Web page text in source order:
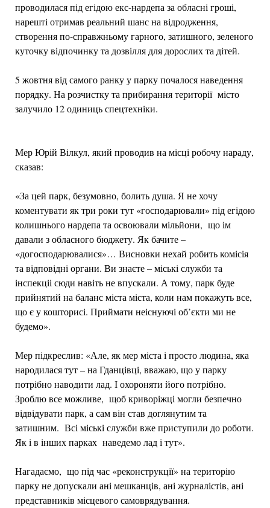
проводилася під егідою екс-нардепа за обласні гроші,
нарешті отримав реальний шанс на відродження,
створення по-справжньому гарного, затишного, зеленого
куточку відпочинку та дозвілля для дорослих та дітей.
5 жовтня від самого ранку у парку почалося наведення
порядку. На розчистку та прибирання території місто
залучило 12 одиниць спецтехніки.
Мер Юрій Вілкул, який проводив на місці робочу нараду,
сказав:
«За цей парк, безумовно, болить душа. Я не хочу
коментувати як три роки тут «господарювали» під егідою
колишнього нардепа та освоювали мільйони, що ім
давали з обласного бюджету. Як бачите –
«догосподарювалися»… Висновки нехай робить комісія
та відповідні органи. Ви знаєте – міські служби та
інспекціі сюди навіть не впускали. А тому, парк буде
прийнятий на баланс міста міста, коли нам покажуть все,
що є у кошторисі. Приймати неіснуючі об’єкти ми не
будемо».
Мер підкреслив: «Але, як мер міста і просто людина, яка
народилася тут – на Гданцівці, вважаю, що у парку
потрібно наводити лад. І охороняти його потрібно.
Зроблю все можливе, щоб криворіжці могли безпечно
відвідувати парк, а сам він став доглянутим та
затишним. Всі міські служби вже приступили до роботи.
Як і в інших парках наведемо лад і тут».
Нагадаємо, що під час «реконструкції» на територію
парку не допускали ані мешканців, ані журналістів, ані
представників місцевого самоврядування.